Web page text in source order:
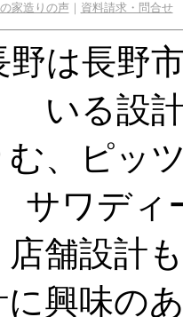
家造りの声｜ 資料請求・問合せ
野は長野
いる設
、ピッ
サワディ
店舗設計
興味の